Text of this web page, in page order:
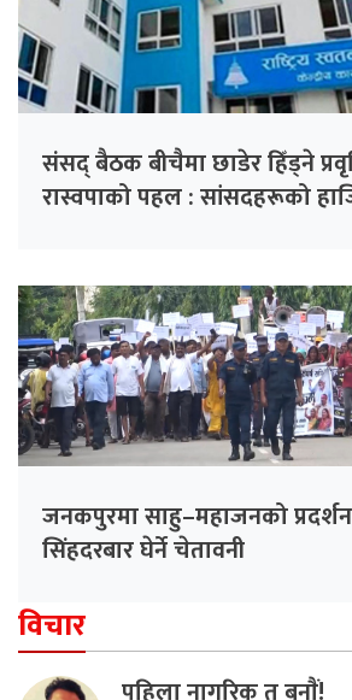
संसद् बैठक बीचैमा छाडेर हिँड्ने
रास्वपाको पहल : सांसदहरूको
जनकपुरमा साहु–महाजनको
सिंहदरबार घेर्ने चेतावनी
विचार